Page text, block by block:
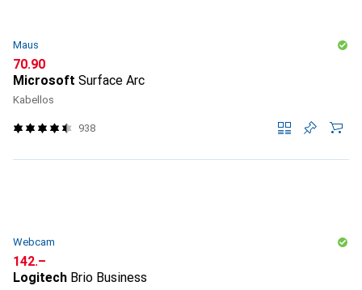
Maus
CHF
70.90
Microsoft Surface Arc
Kabellos
938
Webcam
CHF
142.–
Logitech Brio Business